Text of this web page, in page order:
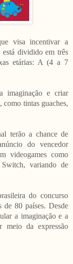
visa incentivar a
está dividido em três
etárias: A (4 a 7
imaginação e criar
como tintas guaches,
terão a chance de
do vencedor
videogames como
variando de
do concurso
de 80 países. Desde
a imaginação e a
meio da expressão